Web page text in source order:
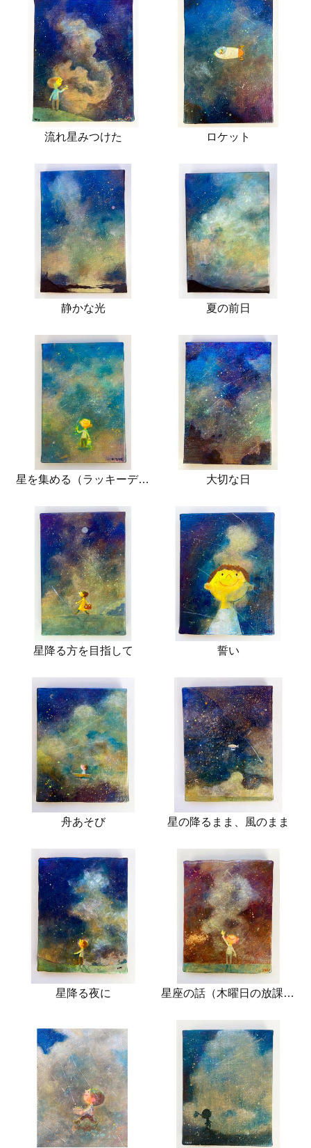
流れ星みつけた ロケット
静かな光 夏の前日
星を集める（ラッキーデイ） 大切な日
星降る方を目指して 誓い
舟あそび 星の降るまま、風のまま
星降る夜に 星座の話（木曜日の放課後）